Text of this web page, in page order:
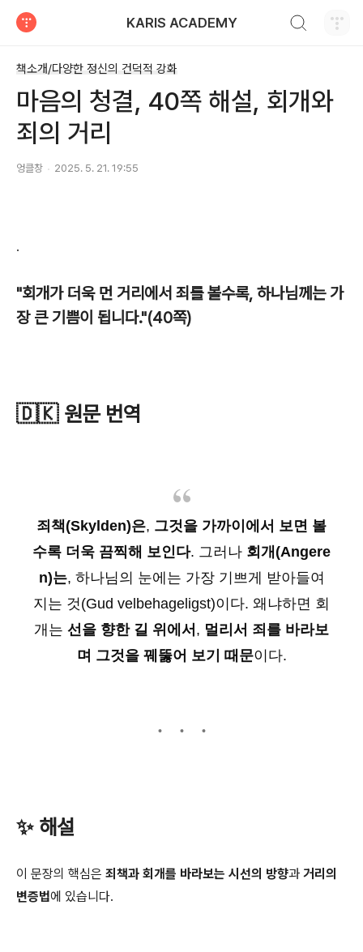
KARIS ACADEMY
책소개/다양한 정신의 건덕적 강화
마음의 청결, 40쪽 해설, 회개와
죄의 거리
엉클창 2025. 5. 21. 19:55
.
"회개가 더욱 먼 거리에서 죄를 볼수록, 하나님께는 가
장 큰 기쁨이 됩니다."(40쪽)
🇩🇰 원문 번역
죄책(Skylden)은, 그것을 가까이에서 보면 볼
수록 더욱 끔찍해 보인다. 그러나 회개(Angere
n)는, 하나님의 눈에는 가장 기쁘게 받아들여
지는 것(Gud velbehageligst)이다. 왜냐하면 회
개는 선을 향한 길 위에서 , 멀리서 죄를 바라보
며 그것을 꿰뚫어 보기 때문이다.
✨ 해설
이 문장의 핵심은 죄책과 회개를 바라보는 시선의 방향과 거리의
변증법에 있습니다.